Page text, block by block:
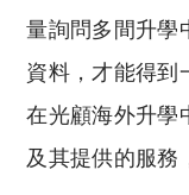
量詢問多間升學
資料，才能得到
在光顧海外升學
及其提供的服務